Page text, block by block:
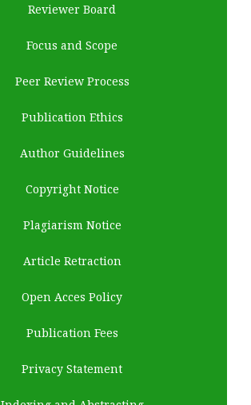
Reviewer Board
Focus and Scope
Peer Review Process
Publication Ethics
Author Guidelines
Copyright Notice
Plagiarism Notice
Article Retraction
Open Acces Policy
Publication Fees
Privacy Statement